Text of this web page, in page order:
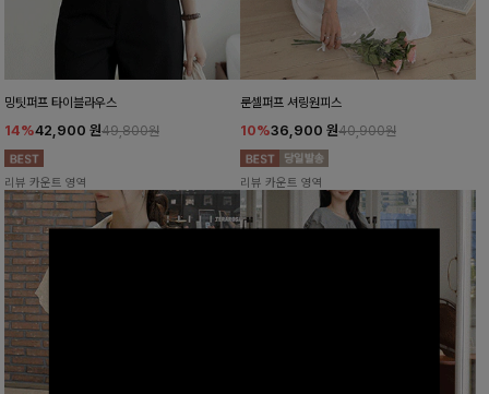
밍팃퍼프 타이블라우스
14%42,900 원49,800원
리뷰 카운트 영역
룬셀퍼프 셔링원피스
10%36,900 원40,900원
리뷰 카운트 영역